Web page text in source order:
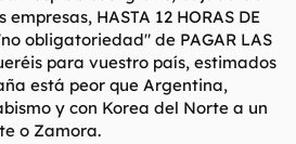
HASTA 12 HORAS DE
obligatoriedad" de PAGAR LAS
para vuestro país, estimados
está peor que Argentina,
y con Korea del Norte a un
o Zamora.